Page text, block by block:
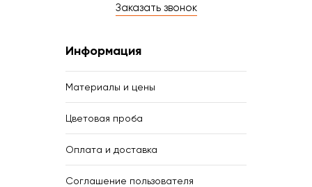
Заказать звонок
Информация
Материалы и цены
Цветовая проба
Оплата и доставка
Соглашение пользователя